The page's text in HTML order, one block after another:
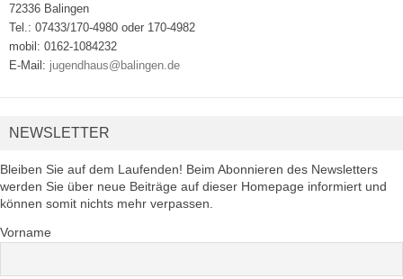
72336 Balingen
Tel.: 07433/170-4980 oder 170-4982
mobil: 0162-1084232
E-Mail: jugendhaus@balingen.de
NEWSLETTER
Bleiben Sie auf dem Laufenden! Beim Abonnieren des Newsletters
werden Sie über neue Beiträge auf dieser Homepage informiert und
können somit nichts mehr verpassen.
Vorname